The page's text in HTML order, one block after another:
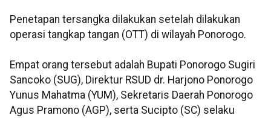
Penetapan tersangka dilakukan setelah dilakukan
operasi tangkap tangan (OTT) di wilayah Ponorogo.
Empat orang tersebut adalah Bupati Ponorogo Sugiri
Sancoko (SUG), Direktur RSUD dr. Harjono Ponorogo
Yunus Mahatma (YUM), Sekretaris Daerah Ponorogo
Agus Pramono (AGP), serta Sucipto (SC) selaku